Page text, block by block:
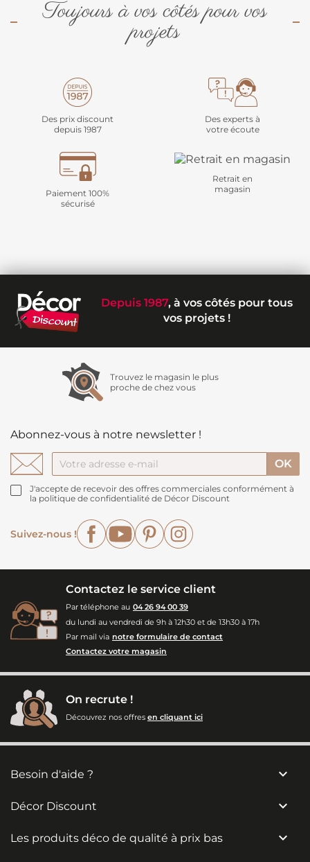
Toujours à vos côtés pour vos
projets
Des prix discount
depuis 1987
Des experts à
votre écoute
Paiement 100%
sécurisé
Retrait en
magasin
Depuis 1987, à vos côtés pour tous
vos projets !
Trouvez le magasin le plus
proche de chez vous
Abonnez-vous à notre newsletter !
J'accepte de recevoir des offres commerciales conformément à
la politique de confidentialité de Décor Discount
Suivez-nous !
FacebookYouTubePinterest
Contactez le service client
Par téléphone au 04 26 94 00 39
du lundi au vendredi de 9h à 12h30 et de 13h30 à 17h
Par mail via notre formulaire de contact
Contactez votre magasin
On recrute !
Découvrez nos offres en cliquant ici
Besoin d'aide ? 
Décor Discount 
Les produits déco de qualité à prix bas 